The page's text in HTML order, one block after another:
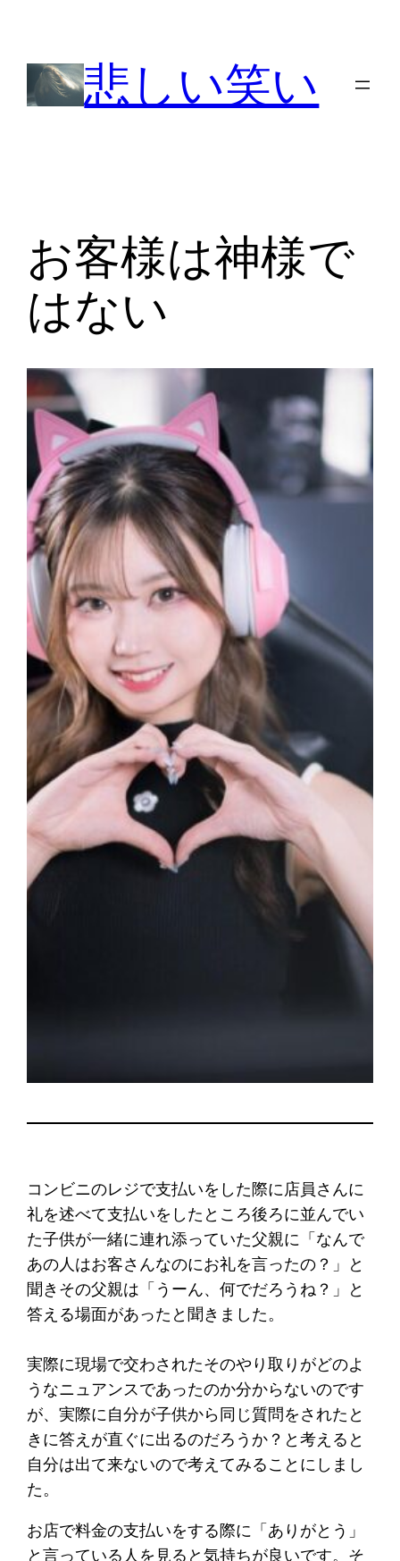
悲しい笑い
お客様は神様で
はない
コンビニのレジで支払いをした際に店員さんに
礼を述べて支払いをしたところ後ろに並んでい
た子供が一緒に連れ添っていた父親に「なんで
あの人はお客さんなのにお礼を言ったの？」と
聞きその父親は「うーん、何でだろうね？」と
答える場面があったと聞きました。
実際に現場で交わされたそのやり取りがどのよ
うなニュアンスであったのか分からないのです
が、実際に自分が子供から同じ質問をされたと
きに答えが直ぐに出るのだろうか？と考えると
自分は出て来ないので考えてみることにしまし
た。
お店で料金の支払いをする際に「ありがとう」
と言っている人を見ると気持ちが良いです。そ